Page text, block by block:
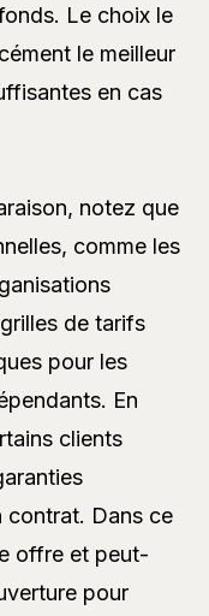
Le choix le
le meilleur
en cas
notez que
comme les
de tarifs
pour les
En
clients
contrat. Dans ce
offre et peut-
pour